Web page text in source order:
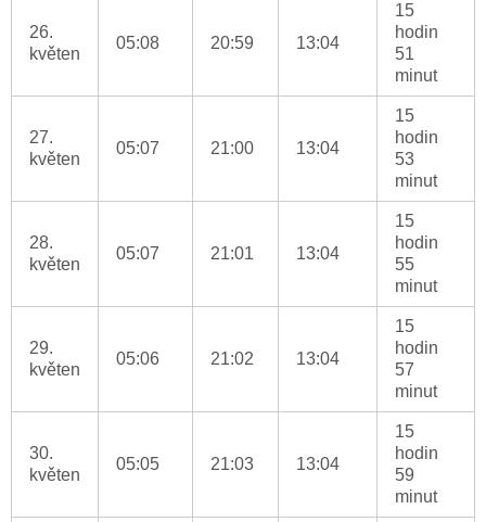
26.
květen
05:08 20:59 13:04
15
hodin
51
minut
27.
květen
05:07 21:00 13:04
15
hodin
53
minut
28.
květen
05:07 21:01 13:04
15
hodin
55
minut
29.
květen
05:06 21:02 13:04
15
hodin
57
minut
30.
květen
05:05 21:03 13:04
15
hodin
59
minut